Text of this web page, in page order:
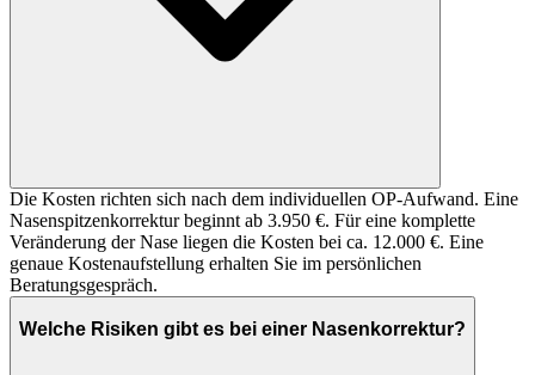
Die Kosten richten sich nach dem individuellen OP-Aufwand. Eine
Nasenspitzenkorrektur beginnt ab 3.950 €. Für eine komplette
Veränderung der Nase liegen die Kosten bei ca. 12.000 €. Eine
genaue Kostenaufstellung erhalten Sie im persönlichen
Beratungsgespräch.
Welche Risiken gibt es bei einer Nasenkorrektur?